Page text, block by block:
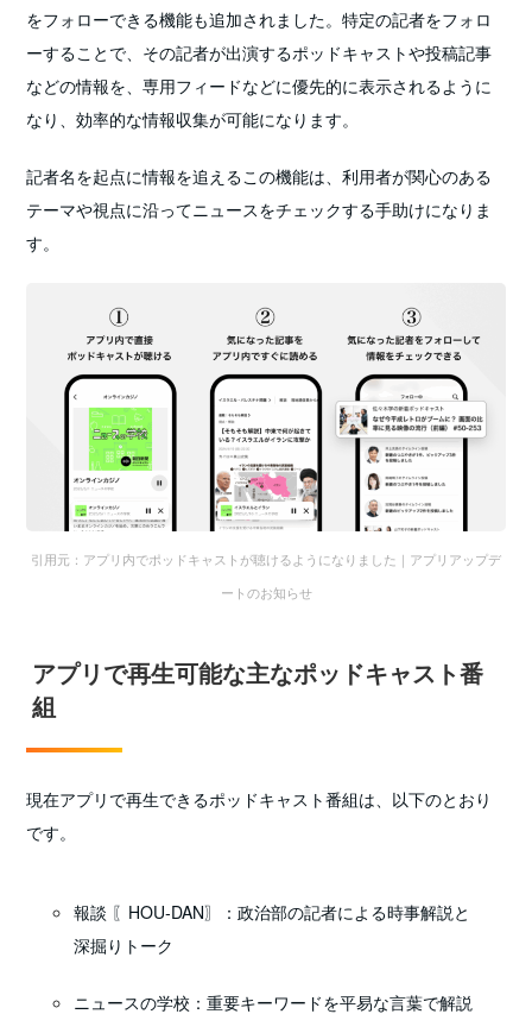
をフォローできる機能も追加されました。特定の記者をフォロ
ーすることで、その記者が出演するポッドキャストや投稿記事
などの情報を、専用フィードなどに優先的に表示されるように
なり、効率的な情報収集が可能になります。
記者名を起点に情報を追えるこの機能は、利用者が関心のある
テーマや視点に沿ってニュースをチェックする手助けになりま
す。
引用元：アプリ内でポッドキャストが聴けるようになりました｜アプリアップデ
ートのお知らせ
アプリで再生可能な主なポッドキャスト番
組
現在アプリで再生できるポッドキャスト番組は、以下のとおり
です。
報談 〖HOU‑DAN〗：政治部の記者による時事解説と
深掘りトーク
ニュースの学校：重要キーワードを平易な言葉で解説